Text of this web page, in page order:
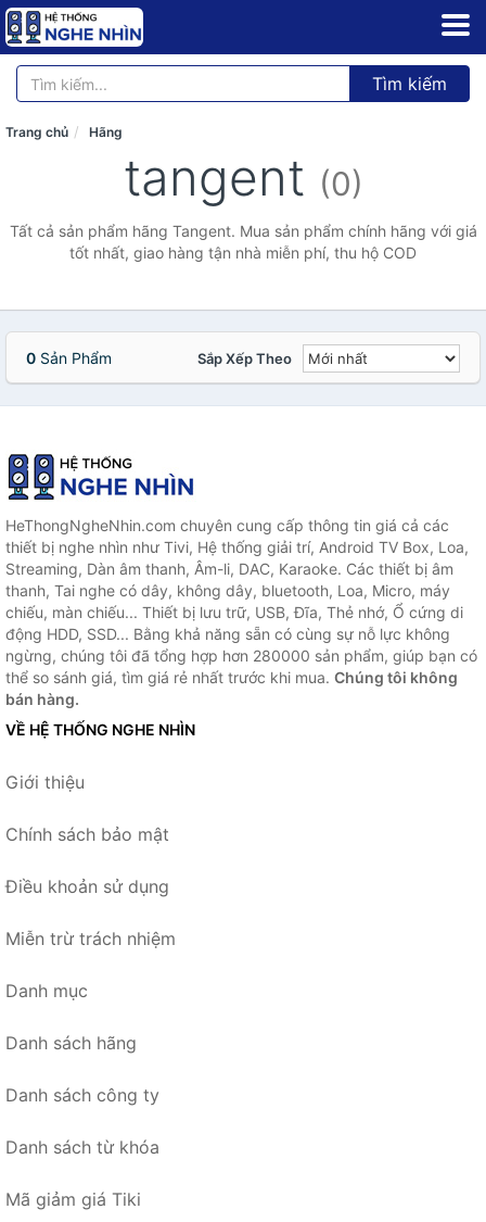
Tìm kiếm
Trang chủ Hãng
tangent (0)
Tất cả sản phẩm hãng Tangent. Mua sản phẩm chính hãng với giá
tốt nhất, giao hàng tận nhà miễn phí, thu hộ COD
0 Sản Phẩm Sắp Xếp Theo
HeThongNgheNhin.com chuyên cung cấp thông tin giá cả các
thiết bị nghe nhìn như Tivi, Hệ thống giải trí, Android TV Box, Loa,
Streaming, Dàn âm thanh, Âm-li, DAC, Karaoke. Các thiết bị âm
thanh, Tai nghe có dây, không dây, bluetooth, Loa, Micro, máy
chiếu, màn chiếu... Thiết bị lưu trữ, USB, Đĩa, Thẻ nhớ, Ổ cứng di
động HDD, SSD... Bằng khả năng sẵn có cùng sự nỗ lực không
ngừng, chúng tôi đã tổng hợp hơn 280000 sản phẩm, giúp bạn có
thể so sánh giá, tìm giá rẻ nhất trước khi mua. Chúng tôi không
bán hàng.
VỀ HỆ THỐNG NGHE NHÌN
Giới thiệu
Chính sách bảo mật
Điều khoản sử dụng
Miễn trừ trách nhiệm
Danh mục
Danh sách hãng
Danh sách công ty
Danh sách từ khóa
Mã giảm giá Tiki